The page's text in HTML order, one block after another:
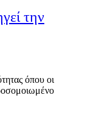
την
όπου οι